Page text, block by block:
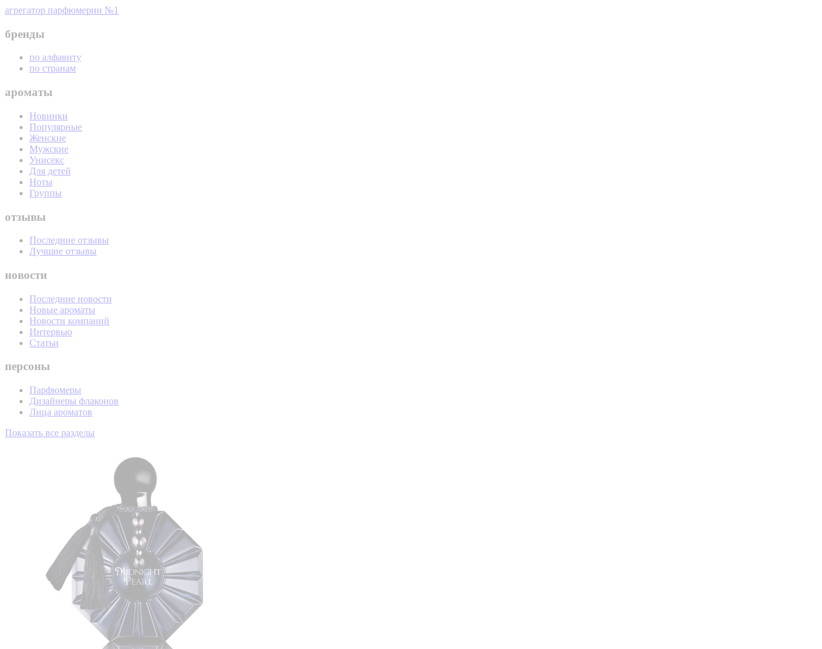
агрегатор парфюмерии №1
бренды
по алфавиту
по странам
ароматы
Новинки
Популярные
Женские
Мужские
Унисекс
Для детей
Ноты
Группы
отзывы
Последние отзывы
Лучшие отзывы
новости
Последние новости
Новые ароматы
Новости компаний
Интервью
Статьи
персоны
Парфюмеры
Дизайнеры флаконов
Лица ароматов
Показать все разделы